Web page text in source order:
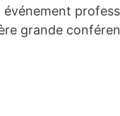
événement
grande